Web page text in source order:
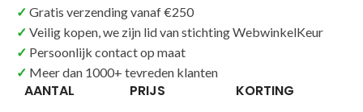
Gratis verzending vanaf €250
Veilig kopen, we zijn lid van stichting WebwinkelKeur
Persoonlijk contact op maat
Meer dan 1000+ tevreden klanten
AANTAL PRIJS KORTING